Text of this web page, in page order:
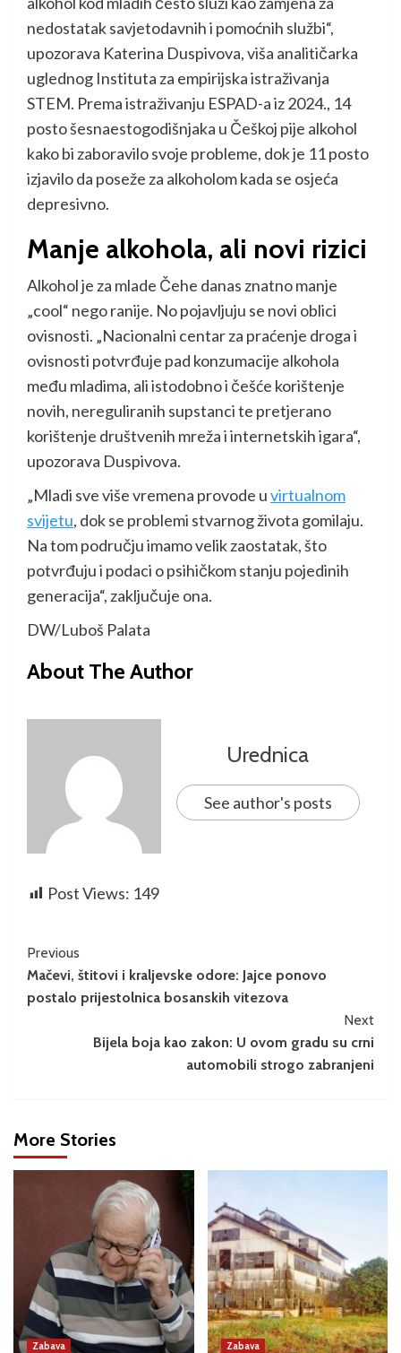
nedostatak savjetodavnih i pomoćnih službi“,
upozorava Katerina Duspivova, viša analitičarka
uglednog Instituta za empirijska istraživanja
STEM. Prema istraživanju ESPAD-a iz 2024., 14
posto šesnaestogodišnjaka u Češkoj pije alkohol
kako bi zaboravilo svoje probleme, dok je 11 posto
izjavilo da poseže za alkoholom kada se osjeća
depresivno.
Manje alkohola, ali novi rizici
Alkohol je za mlade Čehe danas znatno manje
„cool“ nego ranije. No pojavljuju se novi oblici
ovisnosti. „Nacionalni centar za praćenje droga i
ovisnosti potvrđuje pad konzumacije alkohola
među mladima, ali istodobno i češće korištenje
novih, nereguliranih supstanci te pretjerano
korištenje društvenih mreža i internetskih igara“,
upozorava Duspivova.
„Mladi sve više vremena provode uvirtualnom
svijetu, dok se problemi stvarnog života gomilaju.
Na tom području imamo velik zaostatak, što
potvrđuju i podaci o psihičkom stanju pojedinih
generacija“, zaključuje ona.
DW/Luboš Palata
About The Author
Urednica
See author's posts
Post Views: 149
Previous
Mačevi, štitovi i kraljevske odore: Jajce ponovo
postalo prijestolnica bosanskih vitezova
Next
Bijela boja kao zakon: U ovom gradu su crni
automobili strogo zabranjeni
More Stories
Zabava Zabava